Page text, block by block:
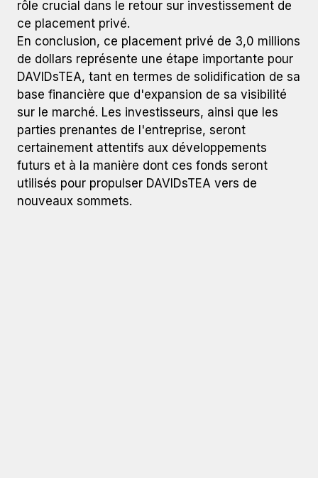
rôle crucial dans le retour sur investissement de
ce placement privé.
En conclusion, ce placement privé de 3,0 millions
de dollars représente une étape importante pour
DAVIDsTEA, tant en termes de solidification de sa
base financière que d'expansion de sa visibilité
sur le marché. Les investisseurs, ainsi que les
parties prenantes de l'entreprise, seront
certainement attentifs aux développements
futurs et à la manière dont ces fonds seront
utilisés pour propulser DAVIDsTEA vers de
nouveaux sommets.